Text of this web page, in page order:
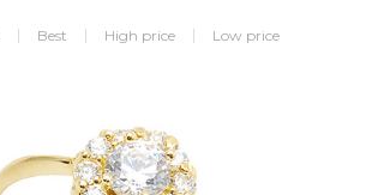
Best High price Low price